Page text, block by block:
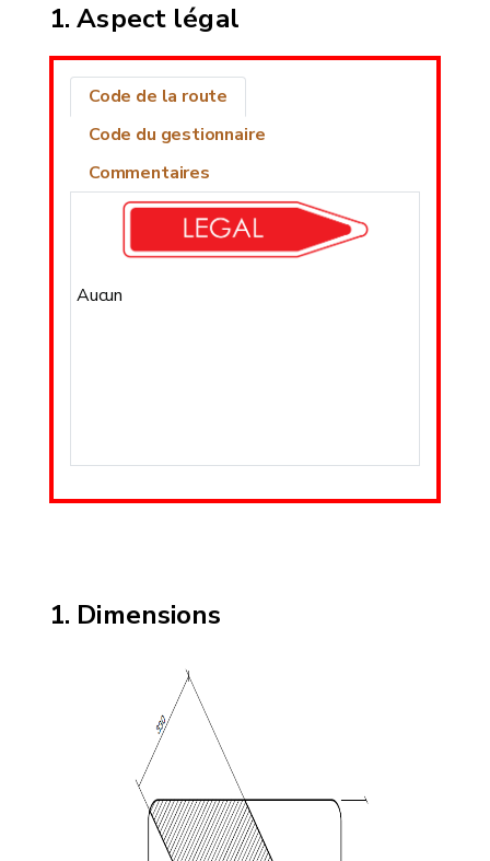
Aspect légal
Code de la route
Code du gestionnaire
Commentaires
Aucun
Dimensions